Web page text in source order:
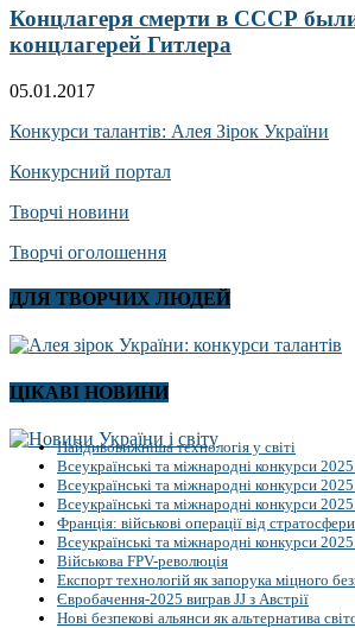
Концлагеря смерти в СССР были
концлагерей Гитлера
05.01.2017
Конкурси талантів: Алея Зірок України
Конкурсний портал
Творчі новини
Творчі оголошення
ДЛЯ ТВОРЧИХ ЛЮДЕЙ
ЦІКАВІ НОВИНИ
Найдивовижніша технологія у світі
Всеукраїнські та міжнародні конкурси
Всеукраїнські та міжнародні конкурси
Всеукраїнські та міжнародні конкурси
Франція: військові операції від
Всеукраїнські та міжнародні конкурси
Військова FPV-революція
Експорт технологій як запорука міцного
Євробачення-2025 виграв JJ з Австрії
Нові безпекові альянси як альтернатива